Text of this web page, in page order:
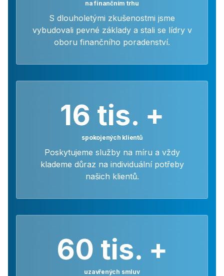
na finančním trhu
S dlouholetými zkušenostmi jsme
vybudovali pevné základy a stali se lídry v
oboru finančního poradenství.
16 tis. +
spokojených klientů
Poskytujeme služby na míru a vždy
klademe důraz na individuální potřeby
našich klientů.
60 tis. +
uzavřených smluv